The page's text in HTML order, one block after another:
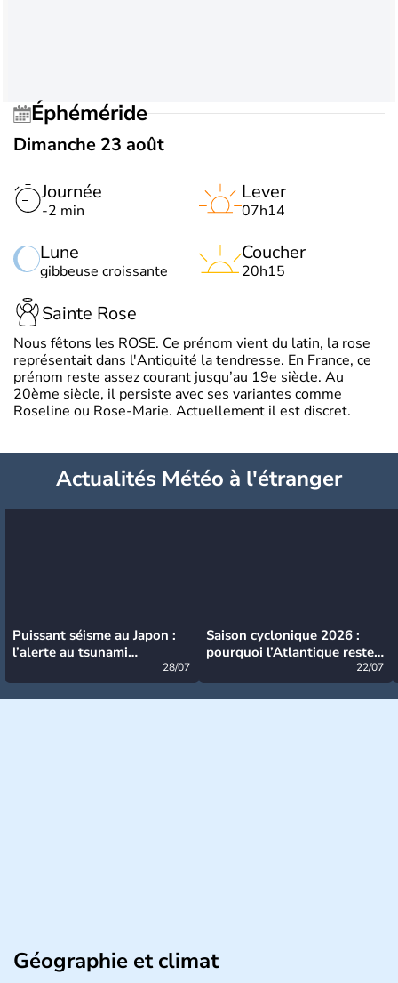
Éphéméride
Dimanche 23 août
Journée
-2 min
Lune
gibbeuse croissante
Lever
07h14
Coucher
20h15
Sainte Rose
Nous fêtons les ROSE. Ce prénom vient du latin, la rose
représentait dans l'Antiquité la tendresse. En France, ce
prénom reste assez courant jusqu’au 19e siècle. Au
20ème siècle, il persiste avec ses variantes comme
Roseline ou Rose-Marie. Actuellement il est discret.
Actualités Météo à l'étranger
Puissant séisme au Japon :
l’alerte au tsunami
28/07
Saison cyclonique 2026 :
pourquoi l’Atlantique reste
22/07
Géographie et climat